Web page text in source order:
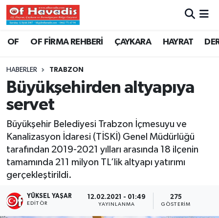
OF OF FİRMA REHBERİ ÇAYKARA HAYRAT
HABERLER TRABZON
Büyükşehirden altyapıya
servet
Büyükşehir Belediyesi Trabzon İçmesuyu ve
Kanalizasyon İdaresi (TİSKİ) Genel Müdürlüğü
tarafından 2019-2021 yılları arasında 18 ilçenin
tamamında 211 milyon TL’lik altyapı yatırımı
gerçekleştirildi.
YÜKSEL YAŞAR
EDITÖR
12.02.2021 - 01:49
YAYINLANMA
275
GÖSTERIM
Trabzon Nöbetçi Eczaneler
Trabzon Namaz Vakitleri
Trabzon Trafik Yoğunluk Haritası
Süper Lig Puan Durumu ve Fikstür
Tüm Manşetler